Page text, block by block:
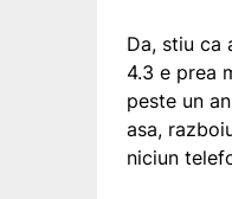
Da, stiu ca
4.3 e prea
peste un
asa,
niciun